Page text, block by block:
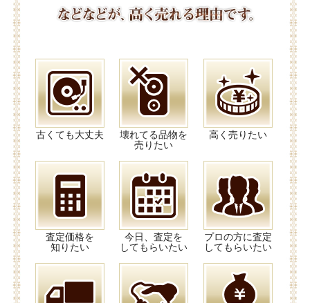
古くても大丈夫
壊れてる品物を
売りたい
高く売りたい
査定価格を
知りたい
今日、査定を
してもらいたい
プロの方に査定
してもらいたい